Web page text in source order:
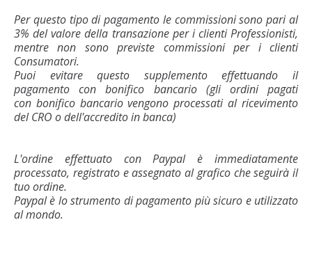
Per questo tipo di pagamento le commissioni sono pari al
3% del valore della transazione per i clienti Professionisti,
mentre non sono previste commissioni per i clienti
Consumatori.
Puoi evitare questo supplemento effettuando il
pagamento con bonifico bancario (gli ordini pagati
con bonifico bancario vengono processati al ricevimento
del CRO o dell'accredito in banca)
L'ordine effettuato con Paypal è immediatamente
processato, registrato e assegnato al grafico che seguirà il
tuo ordine.
Paypal è lo strumento di pagamento più sicuro e utilizzato
al mondo.